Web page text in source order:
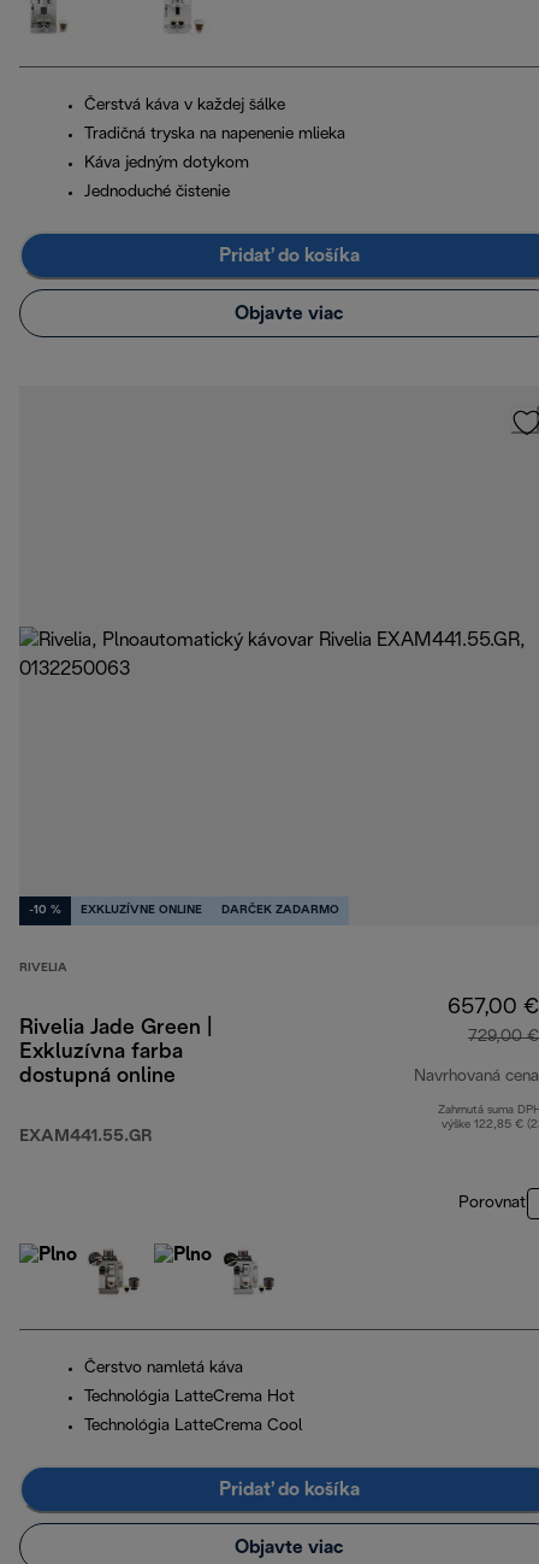
Čerstvá káva v každej šálke
Tradičná tryska na napenenie mlieka
Káva jedným dotykom
Jednoduché čistenie
Pridať do košíka
Objavte viac
-10 % EXKLUZÍVNE ONLINE DARČEK ZADARMO
RIVELIA
Rivelia Jade Green |
Exkluzívna farba
dostupná online
EXAM441.55.GR
657,00 €
729,00 €
Navrhovaná cena
Zahrnutá suma
výške 122,85 €
Porovnať
Čerstvo namletá káva
Technológia LatteCrema Hot
Technológia LatteCrema Cool
Pridať do košíka
Objavte viac